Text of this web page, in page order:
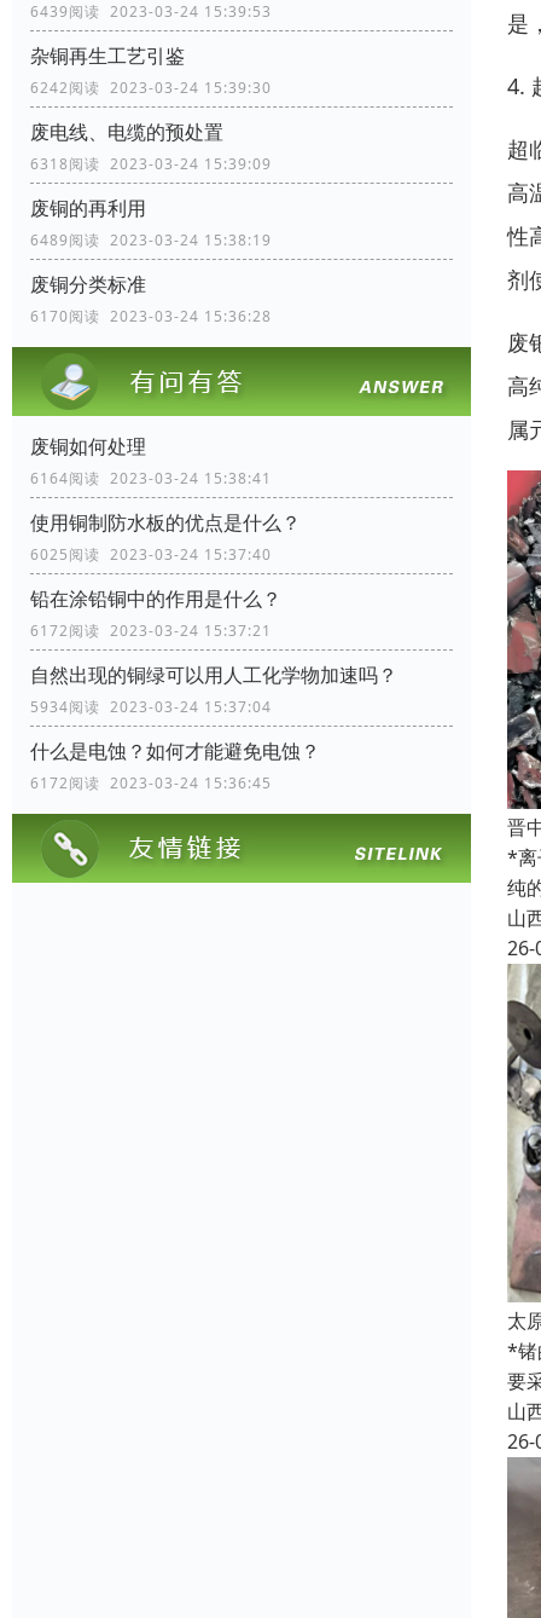
6439阅读 2023-03-24 15:39:53
杂铜再生工艺引鉴
6242阅读 2023-03-24 15:39:30
废电线、电缆的预处置
6318阅读 2023-03-24 15:39:09
废铜的再利用
6489阅读 2023-03-24 15:38:19
废铜分类标准
6170阅读 2023-03-24 15:36:28
废铜如何处理
6164阅读 2023-03-24 15:38:41
使用铜制防水板的优点是什么？
6025阅读 2023-03-24 15:37:40
铅在涂铅铜中的作用是什么？
6172阅读 2023-03-24 15:37:21
自然出现的铜绿可以用人工化学物加速吗？
5934阅读 2023-03-24 15:37:04
什么是电蚀？如何才能避免电蚀？
6172阅读 2023-03-24 15:36:45
是
4.
超
高
性
剂
废
高
属
晋
*离
纯
山
26-
太
*锗
要
山
26-